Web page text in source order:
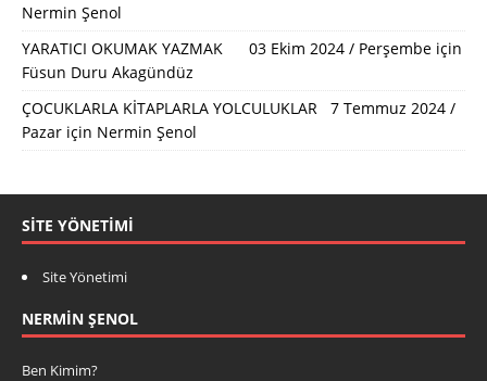
Nermin Şenol
YARATICI OKUMAK YAZMAK 03 Ekim 2024 / Perşembe için
Füsun Duru Akagündüz
ÇOCUKLARLA KİTAPLARLA YOLCULUKLAR 7 Temmuz 2024 /
Pazar için Nermin Şenol
SITE YÖNETIMI
Site Yönetimi
NERMIN ŞENOL
Ben Kimim?